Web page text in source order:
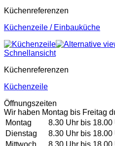
Küchenreferenzen
Küchenzeile / Einbauküche
Schnellansicht
Küchenreferenzen
Küchenzeile
Öffnungszeiten
Wir haben Montag bis Freitag
Montag
8.30 Uhr bis 18.00
Dienstag
8.30 Uhr bis 18.00